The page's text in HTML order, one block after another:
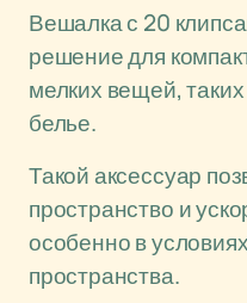
Вешалка с 20
решение для
мелких вещей, таких
белье.
Такой аксессуар
пространство и
особенно в
пространства.